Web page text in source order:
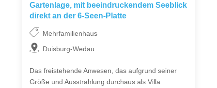
Gartenlage, mit beeindruckendem Seeblick
direkt an der 6-Seen-Platte
Mehrfamilienhaus
Duisburg-Wedau
Das freistehende Anwesen, das aufgrund seiner
Größe und Ausstrahlung durchaus als Villa